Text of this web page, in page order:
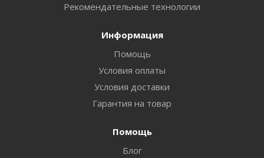
Рекомендательные технологии
Информация
Помощь
Условия оплаты
Условия доставки
Гарантия на товар
Помощь
Блог